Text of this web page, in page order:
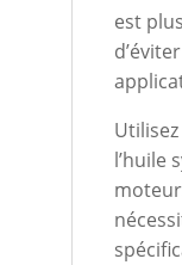
est
l’huile